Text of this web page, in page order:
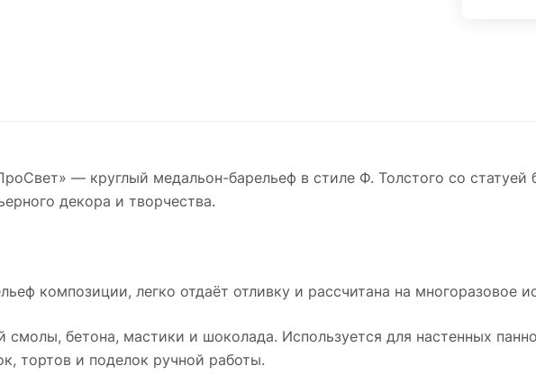
— круглый медальон-барельеф в стиле Ф. Толстого со статуей
декора и творчества.
композиции, легко отдаёт отливку и рассчитана на многоразовое
бетона, мастики и шоколада. Используется для настенных
тортов и поделок ручной работы.